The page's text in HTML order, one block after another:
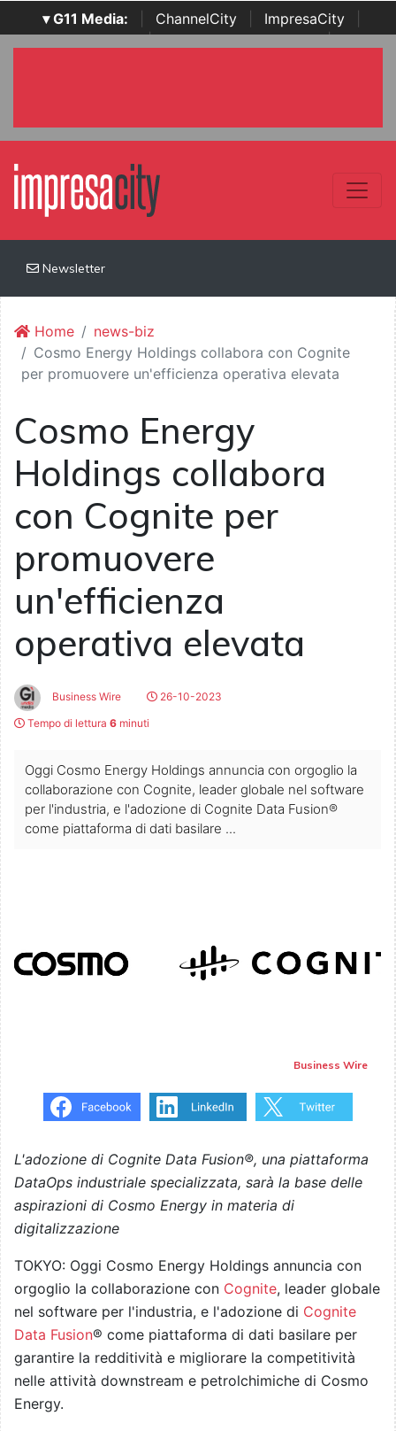
▾ G11 Media: ChannelCity ImpresaCity
SecurityOpenLab | Italian Channel Awards | Italian
Newsletter
Home
news-biz
Cosmo Energy Holdings collabora con Cognite
per promuovere un'efficienza operativa elevata
Cosmo Energy
Holdings collabora
con Cognite per
promuovere
un'efficienza
operativa elevata
Business Wire
26-10-2023
Tempo di lettura 6 minuti
Oggi Cosmo Energy Holdings annuncia con orgoglio la
collaborazione con Cognite, leader globale nel software
per l'industria, e l'adozione di Cognite Data Fusion®️
come piattaforma di dati basilare ...
Business Wire
L'adozione di Cognite Data Fusion®, una piattaforma
DataOps industriale specializzata, sarà la base delle
aspirazioni di Cosmo Energy in materia di
digitalizzazione
TOKYO: Oggi Cosmo Energy Holdings annuncia con
orgoglio la collaborazione con Cognite, leader globale
nel software per l'industria, e l'adozione di Cognite
Data Fusion®️ come piattaforma di dati basilare per
garantire la redditività e migliorare la competitività
nelle attività downstream e petrolchimiche di Cosmo
Energy.